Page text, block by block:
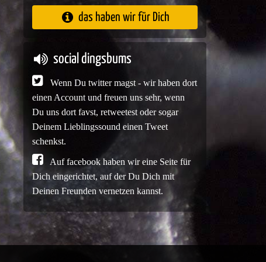
das haben wir für Dich
social dingsbums
Wenn Du twitter magst - wir haben dort
einen Account und freuen uns sehr, wenn
Du uns dort favst, retweetest oder sogar
Deinem Lieblingssound einen Tweet
schenkst.
Auf facebook haben wir eine Seite für
Dich eingerichtet, auf der Du Dich mit
Deinen Freunden vernetzen kannst.